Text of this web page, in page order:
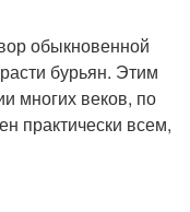
обыкновенной
бурьян. Этим
многих веков, по
практически всем,